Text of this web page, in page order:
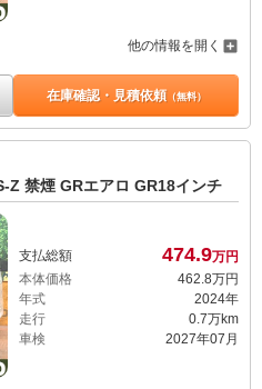
他の情報を開く
在庫確認・見積依頼（無料）
Z 禁煙 GRエアロ GR18インチ
支払総額 474.9万円
本体価格
462. 8万円
年式
2024年
走行
0.7万km
車検
2027年07月